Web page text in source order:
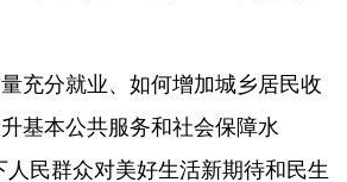
分就业、如何增加城乡居民收
基本公共服务和社会保障水
民群众对美好生活新期待和民生